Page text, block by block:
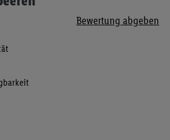
Bewertung abgeben